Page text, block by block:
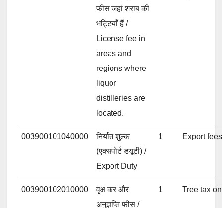
फीस जहां शराब की
भट्टियाँ हैं /
License fee in
areas and
regions where
liquor
distilleries are
located.
003900101040000
निर्यात शुल्क
(एक्सपोर्ट डयूटी) /
Export Duty
1 Export
003900102010000
वृक्ष कर और
अनुज्ञप्ति फीस /
1 Tree tax